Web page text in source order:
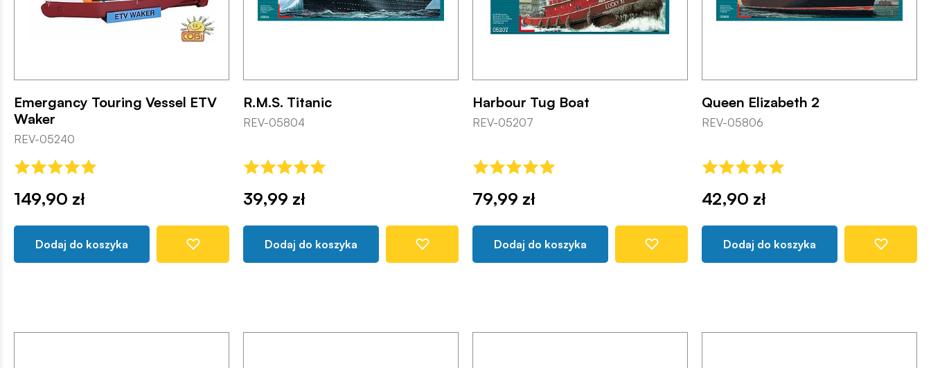
Emergancy Touring Vessel ETV
Waker
REV-05240
149,90 zł
Dodaj do koszyka
R.M.S. Titanic
REV-05804
39,99 zł
Dodaj do koszyka
Harbour Tug Boat
REV-05207
79,99 zł
Dodaj do koszyka
Queen Elizabeth 2
REV-05806
42,90 zł
Dodaj do koszyka